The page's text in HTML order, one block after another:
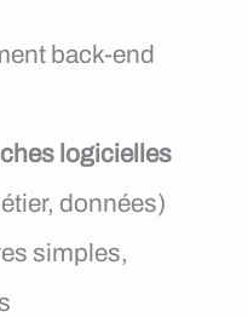
back-end
logicielles
données)
simples,